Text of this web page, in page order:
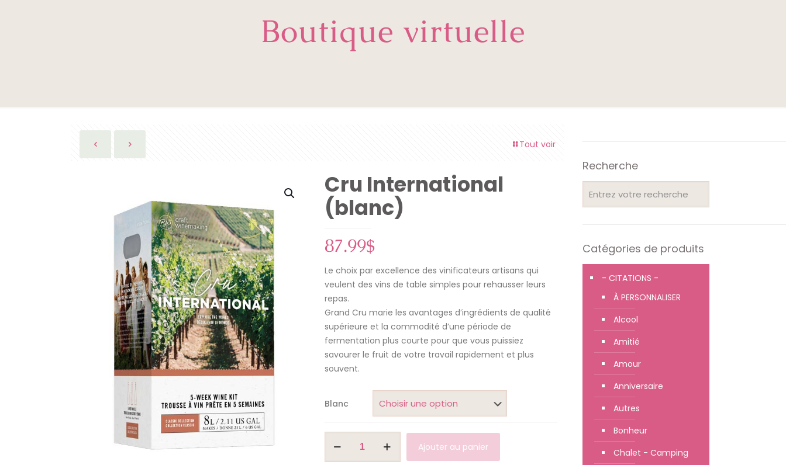
Boutique virtuelle
Tout voir
Cru International
(blanc)
87.99$
Le choix par excellence des vinificateurs artisans qui
veulent des vins de table simples pour rehausser leurs
repas.
Grand Cru marie les avantages d’ingrédients de qualité
supérieure et la commodité d’une période de
fermentation plus courte pour que vous puissiez
savourer le fruit de votre travail rapidement et plus
souvent.
Blanc
Ajouter au panier
Recherche
Catégories de produits
- CITATIONS -
À PERSONNALISER
Alcool
Amitié
Amour
Anniversaire
Autres
Bonheur
Chalet - Camping